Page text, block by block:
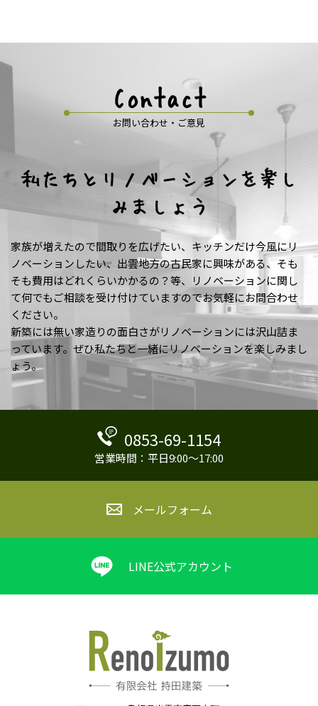
Contact
お問い合わせ・ご意見
私たちとリノベーションを楽し
みましょう
家族が増えたので間取りを広げたい、キッチンだけ今風にリ
ノベーションしたい、出雲地方の古民家に興味がある、そも
そも費用はどれくらいかかるの？等、リノベーションに関し
て何でもご相談を受け付けていますのでお気軽にお問合わせ
ください。
新築には無い家造りの面白さがリノベーションには沢山詰ま
っています。ぜひ私たちと一緒にリノベーションを楽しみまし
ょう。
0853-69-1154
営業時間：平日9:00～17:00
メールフォーム
LINE公式アカウント